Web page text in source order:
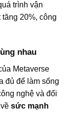
trình vận
20%, công
nhau
Metaverse
đủ để làm sống
nghệ và đổi
sức mạnh